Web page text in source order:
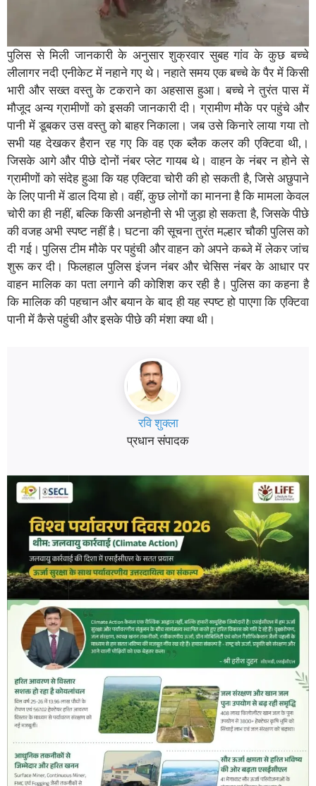
पुलिस से मिली जानकारी के अनुसार शुक्रवार सुबह गांव के कुछ बच्चे
लीलागर नदी एनीकेट में नहाने गए थे। नहाते समय एक बच्चे के पैर में किसी
भारी और सख्त वस्तु के टकराने का अहसास हुआ। बच्चे ने तुरंत पास में
मौजूद अन्य ग्रामीणों को इसकी जानकारी दी। ग्रामीण मौके पर पहुंचे और
पानी में डूबकर उस वस्तु को बाहर निकाला। जब उसे किनारे लाया गया तो
सभी यह देखकर हैरान रह गए कि वह एक ब्लैक कलर की एक्टिवा थी,।
जिसके आगे और पीछे दोनों नंबर प्लेट गायब थे। वाहन के नंबर न होने से
ग्रामीणों को संदेह हुआ कि यह एक्टिवा चोरी की हो सकती है, जिसे अछुपाने
के लिए पानी में डाल दिया हो। वहीं, कुछ लोगों का मानना है कि मामला केवल
चोरी का ही नहीं, बल्कि किसी अनहोनी से भी जुड़ा हो सकता है, जिसके पीछे
की वजह अभी स्पष्ट नहीं है। घटना की सूचना तुरंत मल्हार चौकी पुलिस को
दी गई। पुलिस टीम मौके पर पहुंची और वाहन को अपने कब्जे में लेकर जांच
शुरू कर दी। फिलहाल पुलिस इंजन नंबर और चेसिस नंबर के आधार पर
वाहन मालिक का पता लगाने की कोशिश कर रही है। पुलिस का कहना है
कि मालिक की पहचान और बयान के बाद ही यह स्पष्ट हो पाएगा कि एक्टिवा
पानी में कैसे पहुंची और इसके पीछे की मंशा क्या थी।
रवि शुक्ला
प्रधान संपादक